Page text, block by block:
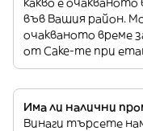
във Вашия район.
очакваното време
от Cake-me при
Има ли налични
Винаги търсете